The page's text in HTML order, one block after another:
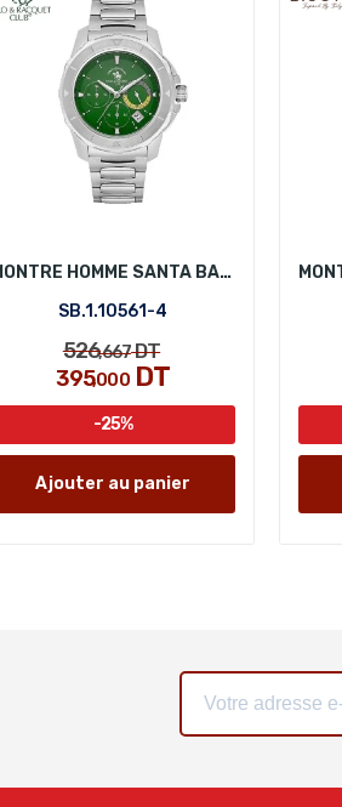
MONTRE HOMME SANTA BARBARA POLO SB.1.10561-4
SB.1.10561-4
526,667DT
395,000DT
-25%
Ajouter au panier